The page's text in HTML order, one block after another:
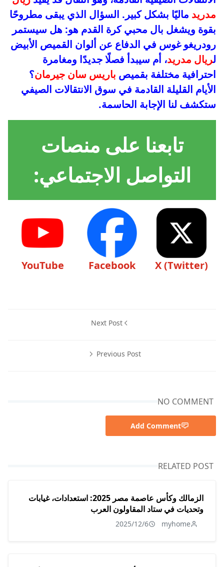
مدريد ماليًا بشكل كبير. السؤال الذي يبقى مطروحًا
بقوة ويشغل بال محبي كرة القدم هو: هل سيستمر
رودريغو غوس في الدفاع عن ألوان القميص الأبيض
لريال مدريد، أم سيبدأ فصلًا جديدًا ومغامرة
احترافية مختلفة بقميص باريس سان جيرمان؟
الأيام القليلة القادمة في سوق الانتقالات الصيفي
ستكشف لنا الإجابة الحاسمة.
تابعنا على منصات
التواصل الاجتماعي:
X (Twitter)
Facebook
YouTube
Next Post
Previous Post
NO COMMENT
Add Comment
RELATED POST
الزمالك وكأس عاصمة مصر 2025: استعدادات، غيابات
وتحديات في ستاد المقاولون العرب
myhome
2025/12/6